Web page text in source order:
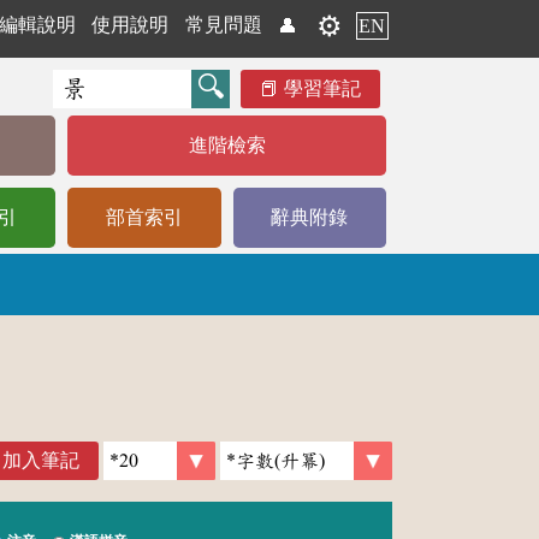
編輯說明 使用說明 常見問題 👤 ⚙️ EN
學習筆記
進階檢索
部首索引 辭典附錄
加入筆記